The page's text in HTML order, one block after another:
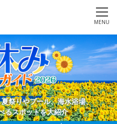
MENU
祭りやプール、海水浴場、
るスポットを大紹介